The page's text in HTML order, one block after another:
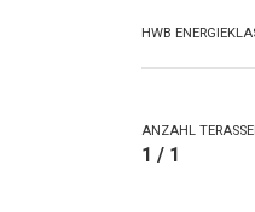
HWB
ANZAHL
1 / 1